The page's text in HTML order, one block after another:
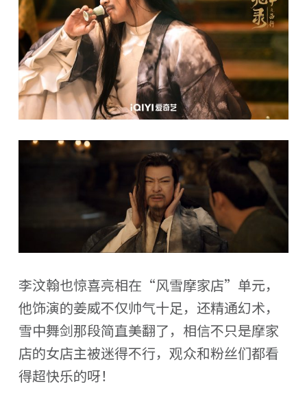
李汶翰也惊喜亮相在“风雪摩家店”单元，
他饰演的姜威不仅帅气十足，还精通幻术，
雪中舞剑那段简直美翻了，相信不只是摩家
店的女店主被迷得不行，观众和粉丝们都看
得超快乐的呀！